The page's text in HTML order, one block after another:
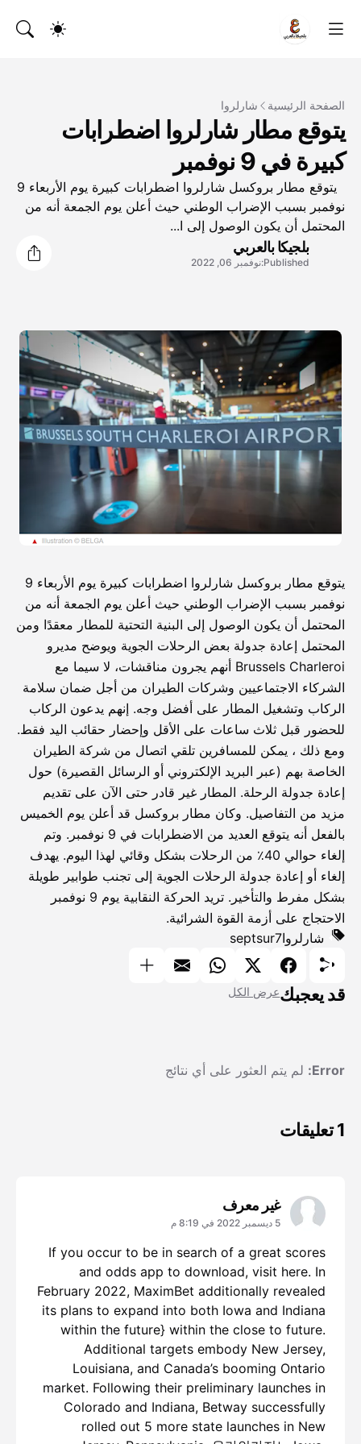
الصفحة الرئيسية شارلروا
يتوقع مطار شارلروا اضطرابات
كبيرة في 9 نوفمبر
يتوقع مطار بروكسل شارلروا اضطرابات كبيرة يوم الأربعاء 9
نوفمبر بسبب الإضراب الوطني حيث أعلن يوم الجمعة أنه من
المحتمل أن يكون الوصول إلى ا...
بلجيكا بالعربي
Published: نوفمبر 06, 2022
يتوقع مطار بروكسل شارلروا اضطرابات كبيرة يوم الأربعاء 9
نوفمبر بسبب الإضراب الوطني حيث أعلن يوم الجمعة أنه من
المحتمل أن يكون الوصول إلى البنية التحتية للمطار معقدًا ومن
المحتمل إعادة جدولة بعض الرحلات الجوية ويوضح مديرو
Brussels Charleroi أنهم يجرون مناقشات، لا سيما مع
الشركاء الاجتماعيين وشركات الطيران من أجل ضمان سلامة
الركاب وتشغيل المطار على أفضل وجه. إنهم يدعون الركاب
للحضور قبل ثلاث ساعات على الأقل وإحضار حقائب اليد فقط.
ومع ذلك ، يمكن للمسافرين تلقي اتصال من شركة الطيران
الخاصة بهم (عبر البريد الإلكتروني أو الرسائل القصيرة) حول
إعادة جدولة الرحلة. المطار غير قادر حتى الآن على تقديم
مزيد من التفاصيل. وكان مطار بروكسل قد أعلن يوم الخميس
بالفعل أنه يتوقع العديد من الاضطرابات في 9 نوفمبر. وتم
إلغاء حوالي 40٪ من الرحلات بشكل وقائي لهذا اليوم. يهدف
إلغاء أو إعادة جدولة الرحلات الجوية إلى تجنب طوابير طويلة
بشكل مفرط والتأخير. تريد الحركة النقابية يوم 9 نوفمبر
الاحتجاج على أزمة القوة الشرائية.
شارلرواseptsur7
قد يعجبكعرض الكل
Error: لم يتم العثور على أي نتائج
1 تعليقات
غير معرف
5 ديسمبر 2022 في 8:19 م
If you occur to be in search of a great scores
and odds app to download, visit here. In
February 2022, MaximBet additionally revealed
its plans to expand into both Iowa and Indiana
within the future} within the close to future.
Additional targets embody New Jersey,
Louisiana, and Canada’s booming Ontario
market. Following their preliminary launches in
Colorado and Indiana, Betway successfully
rolled out 5 more state launches in New